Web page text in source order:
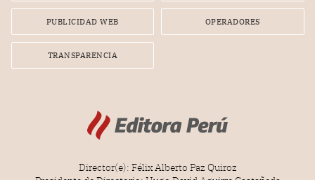
PUBLICIDAD WEB OPERADORES
TRANSPARENCIA
Director(e): Félix Alberto Paz Quiroz